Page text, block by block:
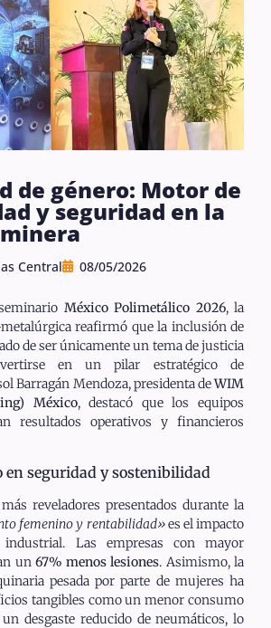
de género: Motor de
y seguridad en la
Central 08/05/2026
México Polimetálico 2026, la
reafirmó que la inclusión de
de ser únicamente un tema de justicia
en un pilar estratégico de
Barragán Mendoza, presidenta deWIM
México, destacó que los equipos
resultados operativos y financieros
en seguridad y sostenibilidad
reveladores presentados durante la
femenino y rentabilidad»es el impacto
Las empresas con mayor
un 67% menos lesiones. Asimismo, la
pesada por parte de mujeres ha
tangibles como un menor consumo
desgaste reducido de neumáticos, lo